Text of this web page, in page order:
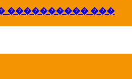
���������� ���